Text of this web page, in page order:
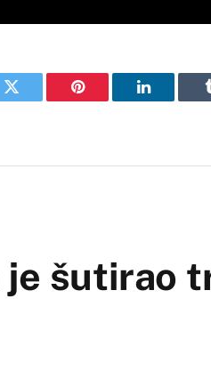
Twitter Pinterest LinkedIn
je šutirao